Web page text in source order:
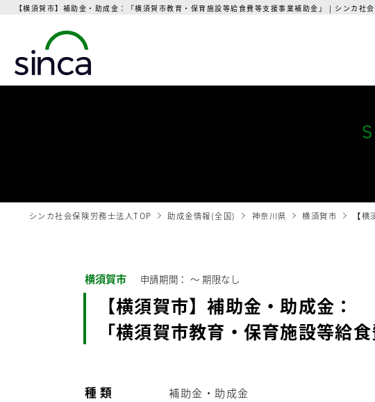
【横須賀市】補助金・助成金：「横須賀市教育・保育施設等給食費等支援事業補助金」 | シンカ社会
シンカ社会保険労務士法人TOP 助成金情報(全国) 神奈川県 横須賀市 【
横須賀市 申請期間： 〜期限なし
【横須賀市】補助金・助成金：
「横須賀市教育・保育施設等給
種類 補助金・助成金